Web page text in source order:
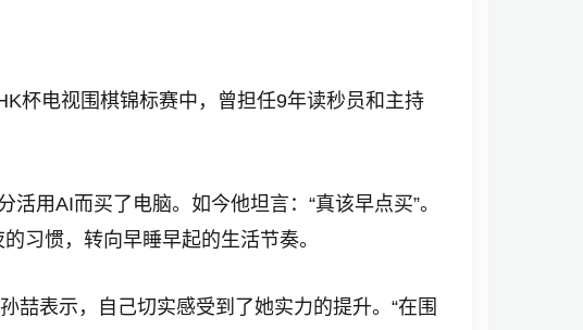
杯电视围棋锦标赛中，曾担任9年读秒员和主持
用AI而买了电脑。如今他坦言：“真该早点买”。
习惯，转向早睡早起的生活节奏。
喆表示，自己切实感受到了她实力的提升。“在围